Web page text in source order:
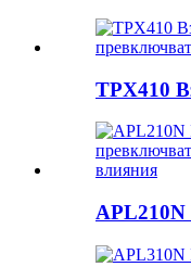
TPX410
APL210N